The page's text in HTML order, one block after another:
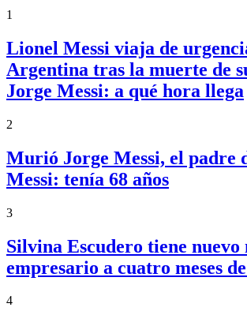
1
Lionel Messi viaja de
Argentina tras la muerte de
Jorge Messi: a qué hora llega
2
Murió Jorge Messi, el padre
Messi: tenía 68 años
3
Silvina Escudero tiene nuevo
empresario a cuatro meses
4